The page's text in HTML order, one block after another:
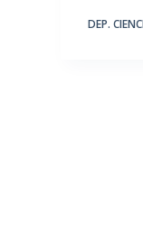
DEP.